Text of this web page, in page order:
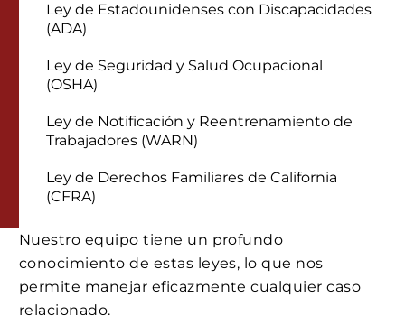
Ley de Estadounidenses con Discapacidades
(ADA)
Ley de Seguridad y Salud Ocupacional
(OSHA)
Ley de Notificación y Reentrenamiento de
Trabajadores (WARN)
Ley de Derechos Familiares de California
(CFRA)
Nuestro equipo tiene un profundo
conocimiento de estas leyes, lo que nos
permite manejar eficazmente cualquier caso
relacionado.